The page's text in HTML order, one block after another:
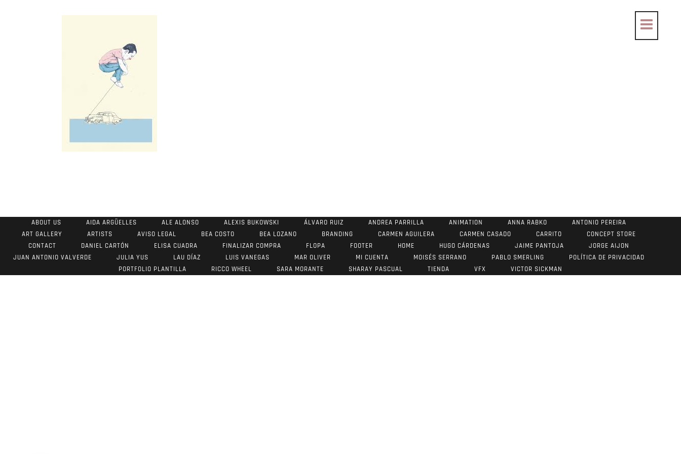
ABOUT US AIDA ARGÜELLES ALE ALONSO ALEXIS BUKOWSKI ÁLVARO RUIZ ANDREA PARRILLA ANIMATION ANNA RABKO
ANTONIO PEREIRA
ART GALLERY
ARTISTS AVISO LEGAL BEA COSTO BEA LOZANO BRANDING CARMEN AGUILERA CARMEN CASADO CARRITO
CONCEPT STORE
CONTACT
DANIEL CARTÓN ELISA CUADRA FINALIZAR COMPRA FLOPA FOOTER HOME HUGO CÁRDENAS JAIME PANTOJA
JORGE AIJON
JUAN ANTONIO VALVERDE
JULIA YUS LAU DÍAZ LUIS VANEGAS MAR OLIVER MI CUENTA MOISÉS SERRANO PABLO SMERLING
POLÍTICA DE PRIVACIDAD
PORTFOLIO PLANTILLA
RICCO WHEEL SARA MORANTE SHARAY PASCUAL TIENDA VFX VICTOR SICKMAN